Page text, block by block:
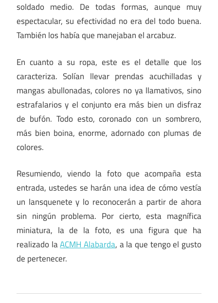
soldado medio. De todas formas, aunque muy
espectacular, su efectividad no era del todo buena.
También los había que manejaban el arcabuz.
En cuanto a su ropa, este es el detalle que los
caracteriza. Solían llevar prendas acuchilladas y
mangas abullonadas, colores no ya llamativos, sino
estrafalarios y el conjunto era más bien un disfraz
de bufón. Todo esto, coronado con un sombrero,
más bien boina, enorme, adornado con plumas de
colores.
Resumiendo, viendo la foto que acompaña esta
entrada, ustedes se harán una idea de cómo vestía
un lansquenete y lo reconocerán a partir de ahora
sin ningún problema. Por cierto, esta magnífica
miniatura, la de la foto, es una figura que ha
realizado laACMH Alabarda, a la que tengo el gusto
de pertenecer.